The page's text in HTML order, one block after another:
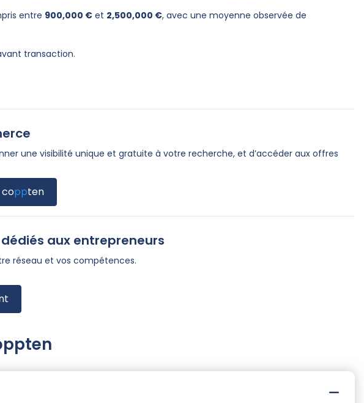
entre 900,000 € et 2,500,000 €, avec une moyenne observée de
transaction.
une visibilité unique et gratuite à votre recherche, et d’accéder aux offres
coppten
aux entrepreneurs
réseau et vos compétences.